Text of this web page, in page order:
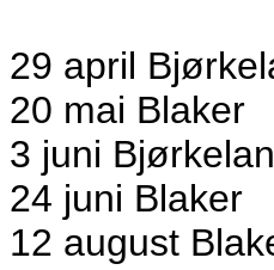
29 april
20 mai Blaker
3 juni
24 juni Blaker
12 august